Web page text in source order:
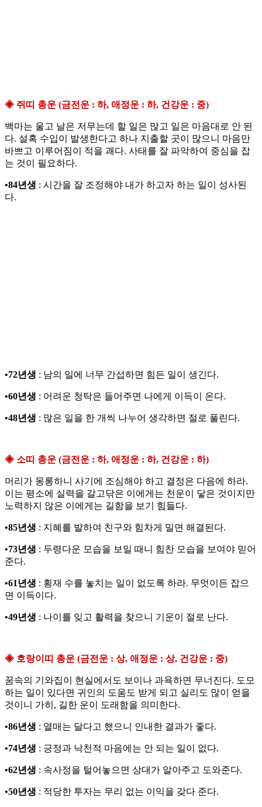
◈ 쥐띠 총운 (금전운 : 하, 애정운 : 하, 건강운 : 중)
백마는 울고 날은 저무는데 할 일은 많고 일은 마음대로 안 된
다. 설혹 수입이 발생한다고 하나 지출할 곳이 많으니 마음만
바쁘고 이루어짐이 적을 괘다. 사태를 잘 파악하여 중심을 잡
는 것이 필요하다.
•84년생 : 시간을 잘 조정해야 내가 하고자 하는 일이 성사된
다.
•72년생 : 남의 일에 너무 간섭하면 힘든 일이 생긴다.
•60년생 : 어려운 청탁은 들어주면 나에게 이득이 온다.
•48년생 : 많은 일을 한 개씩 나누어 생각하면 절로 풀린다.
◈ 소띠 총운 (금전운 : 하, 애정운 : 하, 건강운 : 하)
머리가 몽롱하니 사기에 조심해야 하고 결정은 다음에 하라.
이는 평소에 실력을 갈고닦은 이에게는 천운이 닿은 것이지만
노력하지 않은 이에게는 길함을 보기 힘들다.
•85년생 : 지혜를 발하여 친구와 힘차게 밀면 해결된다.
•73년생 : 두령다운 모습을 보일 때니 힘찬 모습을 보여야 믿어
준다.
•61년생 : 횡재 수를 놓치는 일이 없도록 하라. 무엇이든 잡으
면 이득이다.
•49년생 : 나이를 잊고 활력을 찾으니 기운이 절로 난다.
◈ 호랑이띠 총운 (금전운 : 상, 애정운 : 상, 건강운 : 중)
꿈속의 기와집이 현실에서도 보이나 과욕하면 무너진다. 도모
하는 일이 있다면 귀인의 도움도 받게 되고 실리도 많이 얻을
것이니 가히, 길한 운이 도래함을 의미한다.
•86년생 : 열매는 달다고 했으니 인내한 결과가 좋다.
•74년생 : 긍정과 낙천적 마음에는 안 되는 일이 없다.
•62년생 : 속사정을 털어놓으면 상대가 알아주고 도와준다.
•50년생 : 적당한 투자는 무리 없는 이익을 갖다 준다.